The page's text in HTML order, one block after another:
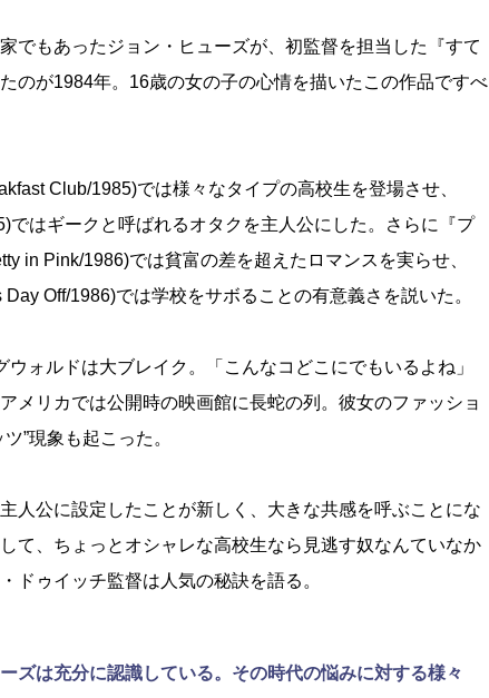
でもあったジョン・ヒューズが、初監督を担当した『すて
のが1984年。16歳の女の子の心情を描いたこの作品ですべ
Club/1985)では様々なタイプの高校生を登場させ、
ではギークと呼ばれるオタクを主人公にした。さらに『プ
in Pink/1986)では貧富の差を超えたロマンスを実らせ、
Off/1986)では学校をサボることの有意義さを説いた。
ォルドは大ブレイク。「こんなコどこにでもいるよね」
メリカでは公開時の映画館に長蛇の列。彼女のファッショ
”現象も起こった。
人公に設定したことが新しく、大きな共感を呼ぶことにな
て、ちょっとオシャレな高校生なら見逃す奴なんていなか
ドゥイッチ監督は人気の秘訣を語る。
ズは充分に認識している。その時代の悩みに対する様々